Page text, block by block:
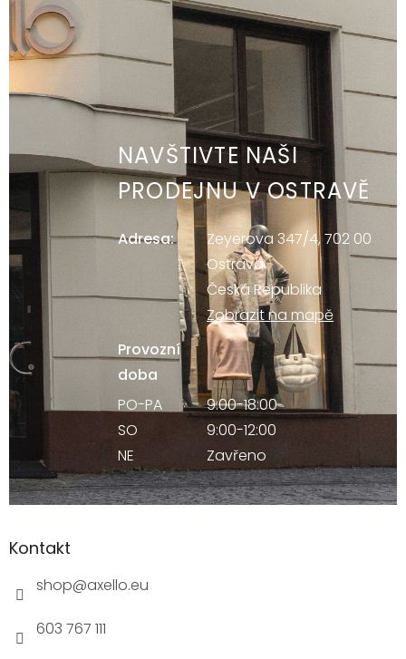
NAVŠTIVTE NAŠI
PRODEJNU V OSTRAVĚ
Adresa:
Zeyerova 347/4, 702 00
Ostrava
Česká Republika
Zobrazit na mapě
Provozní
doba
PO-PA
9:00-18:00
SO
9:00-12:00
NE
Zavřeno
Kontakt
shop@axello.eu
603 767 111